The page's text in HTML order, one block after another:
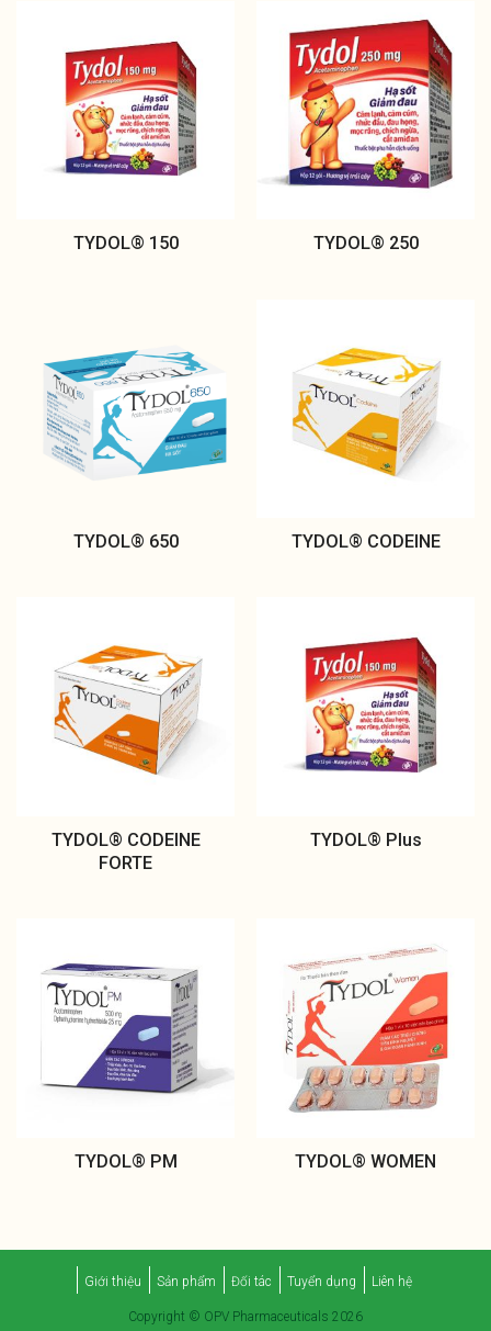
TYDOL® 150 TYDOL® 250
TYDOL® 650 TYDOL® CODEINE
TYDOL® CODEINE
FORTE
TYDOL® Plus
TYDOL® PM TYDOL® WOMEN
Giới thiệu Sản phẩm Đối tác Tuyển dụng Liên hệ
Copyright © OPV Pharmaceuticals 2026